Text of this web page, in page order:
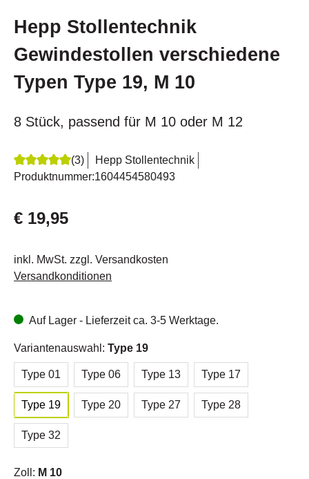
Hepp Stollentechnik
Gewindestollen verschiedene
Typen Type 19, M 10
8 Stück, passend für M 10 oder M 12
Durchschnittliche Bewertung von 5 von 5 Sternen
(3)
Hepp Stollentechnik
Produktnummer:1604454580493
€ 19,95
inkl. MwSt. zzgl. Versandkosten
Versandkonditionen
Auf Lager - Lieferzeit ca. 3-5 Werktage.
Variantenauswahl: Type 19
Type 01 Type 06 Type 13 Type 17
Type 19 Type 20 Type 27 Type 28
Type 32
Zoll: M 10